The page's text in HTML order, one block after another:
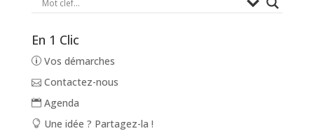
En 1 Clic
Vos démarches
Contactez-nous
Agenda
Une idée ? Partagez-la !